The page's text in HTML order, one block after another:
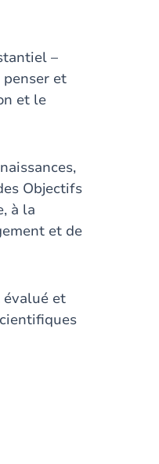
–
penser et
et le
Objectifs
à la
et de
évalué et